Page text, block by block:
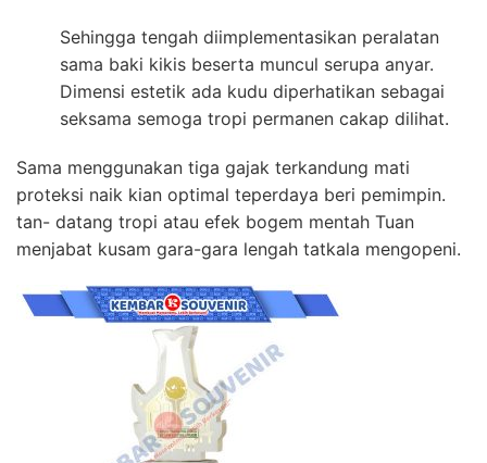
Sehingga tengah diimplementasikan peralatan
sama baki kikis beserta muncul serupa anyar.
Dimensi estetik ada kudu diperhatikan sebagai
seksama semoga tropi permanen cakap dilihat.
Sama menggunakan tiga gajak terkandung mati
proteksi naik kian optimal teperdaya beri pemimpin.
tan- datang tropi atau efek bogem mentah Tuan
menjabat kusam gara-gara lengah tatkala mengopeni.